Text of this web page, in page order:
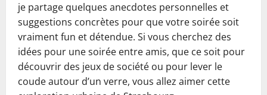
je partage quelques anecdotes personnelles et
suggestions concrètes pour que votre soirée soit
vraiment fun et détendue. Si vous cherchez des
idées pour une soirée entre amis, que ce soit pour
découvrir des jeux de société ou pour lever le
coude autour d’un verre, vous allez aimer cette